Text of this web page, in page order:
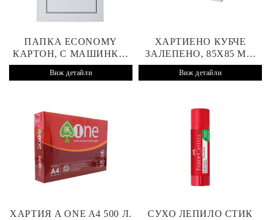
ПАПКА ECONOMY
КАРТОН, С МАШИНКА,
А4 БЯЛА
Виж детайли
ХАРТИЕНО КУБЧЕ
ЗАЛЕПЕНО, 85X85 MM
250 Л. БЯЛО
Виж детайли
ХАРТИЯ A ONE A4 500 Л.
СУХО ЛЕПИЛО СТИК